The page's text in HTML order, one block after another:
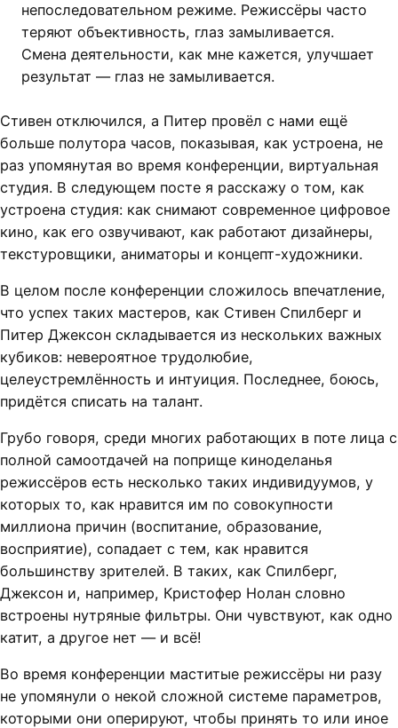
непоследовательном режиме. Режиссёры часто
теряют объективность, глаз замыливается.
Смена деятельности, как мне кажется, улучшает
результат — глаз не замыливается.
Стивен отключился, а Питер провёл с нами ещё
больше полутора часов, показывая, как устроена, не
раз упомянутая во время конференции, виртуальная
студия. В следующем посте я расскажу о том, как
устроена студия: как снимают современное цифровое
кино, как его озвучивают, как работают дизайнеры,
текстуровщики, аниматоры и концепт-художники.
В целом после конференции сложилось впечатление,
что успех таких мастеров, как Стивен Спилберг и
Питер Джексон складывается из нескольких важных
кубиков: невероятное трудолюбие,
целеустремлённость и интуиция. Последнее, боюсь,
придётся списать на талант.
Грубо говоря, среди многих работающих в поте лица с
полной самоотдачей на поприще киноделанья
режиссёров есть несколько таких индивидуумов, у
которых то, как нравится им по совокупности
миллиона причин (воспитание, образование,
восприятие), сопадает с тем, как нравится
большинству зрителей. В таких, как Спилберг,
Джексон и, например, Кристофер Нолан словно
встроены нутряные фильтры. Они чувствуют, как одно
катит, а другое нет — и всё!
Во время конференции маститые режиссёры ни разу
не упомянули о некой сложной системе параметров,
которыми они оперируют, чтобы принять то или иное